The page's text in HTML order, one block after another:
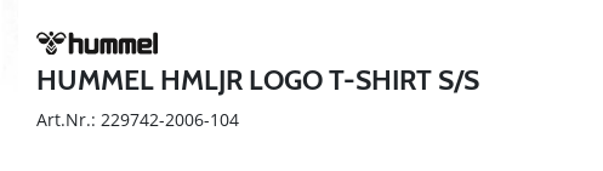
HUMMEL HMLJR LOGO T-SHIRT S/S
Art.Nr.: 229742-2006-104